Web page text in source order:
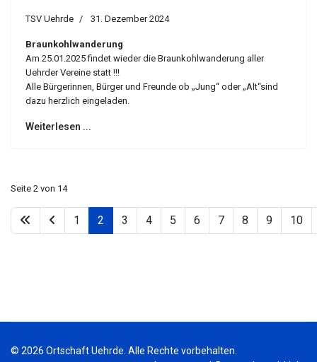
TSV Uehrde 31. Dezember 2024
Braunkohlwanderung
Am 25.01.2025 findet wieder die Braunkohlwanderung aller
Uehrder Vereine statt !!!
Alle Bürgerinnen, Bürger und Freunde ob „Jung“ oder „Alt“sind
dazu herzlich eingeladen.
Weiterlesen ...
Seite 2 von 14
1 2 3 4 5 6 7 8 9 10
© 2026 Ortschaft Uehrde. Alle Rechte vorbehalten.